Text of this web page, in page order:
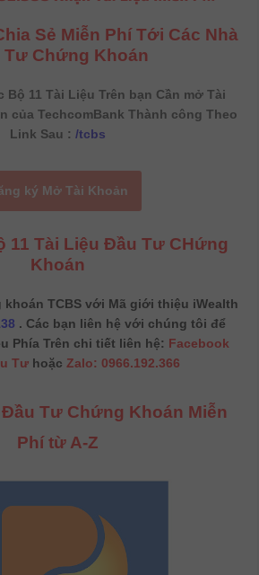
Sẻ Miễn Phí Tới Các Nhà
Tư Chứng Khoán
Bộ 11 Tài Liệu Trên bạn Cần mở Tài
của TechcomBank Thành công Theo
Link Sau :/tcbs
ký Mở Tài Khoản
11 Tài Liệu Đầu Tư CHứng
Khoán
TCBS với Mã giới thiệu iWealth
. Các bạn liên hệ với chúng tôi để
Phía Trên chi tiết liên hệ: Facebook
Tưhoặc Zalo: 0966.192.366
Tư Chứng Khoán Miễn
Phí từ A-Z